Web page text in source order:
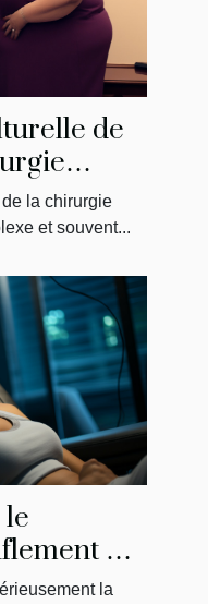
de
la chirurgie
et souvent...
qui
la